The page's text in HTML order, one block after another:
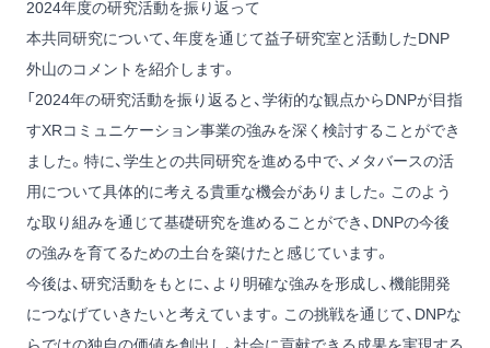
2024年度の研究活動を振り返って
本共同研究について、年度を通じて益子研究室と活動したDNP
外山のコメントを紹介します。
「2024年の研究活動を振り返ると、学術的な観点からDNPが目指
すXRコミュニケーション事業の強みを深く検討することができ
ました。特に、学生との共同研究を進める中で、メタバースの活
用について具体的に考える貴重な機会がありました。このよう
な取り組みを通じて基礎研究を進めることができ、DNPの今後
の強みを育てるための土台を築けたと感じています。
今後は、研究活動をもとに、より明確な強みを形成し、機能開発
につなげていきたいと考えています。この挑戦を通じて、DNPな